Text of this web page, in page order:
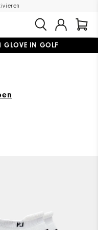
IN GOLF